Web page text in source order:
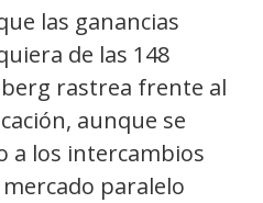
las ganancias
de las 148
rastrea frente al
aunque se
a los intercambios
paralelo